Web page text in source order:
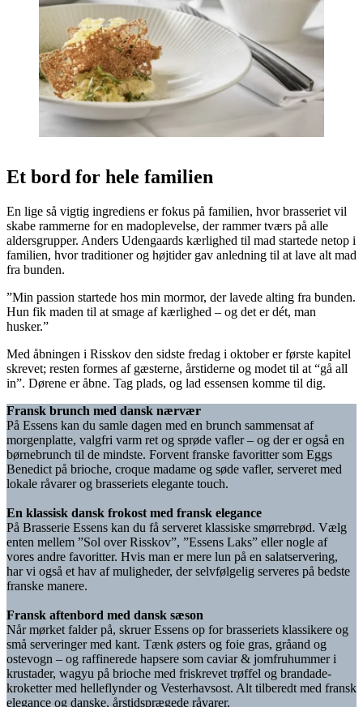
Et bord for hele familien
En lige så vigtig ingrediens er fokus på familien, hvor brasseriet vil
skabe rammerne for en madoplevelse, der rammer tværs på alle
aldersgrupper. Anders Udengaards kærlighed til mad startede netop i
familien, hvor traditioner og højtider gav anledning til at lave alt mad
fra bunden.
”Min passion startede hos min mormor, der lavede alting fra bunden.
Hun fik maden til at smage af kærlighed – og det er dét, man
husker.”
Med åbningen i Risskov den sidste fredag i oktober er første kapitel
skrevet; resten formes af gæsterne, årstiderne og modet til at “gå all
in”. Dørene er åbne. Tag plads, og lad essensen komme til dig.
Fransk brunch med dansk nærvær
På Essens kan du samle dagen med en brunch sammensat af
morgenplatte, valgfri varm ret og sprøde vafler – og der er også en
børnebrunch til de mindste. Forvent franske favoritter som Eggs
Benedict på brioche, croque madame og søde vafler, serveret med
lokale råvarer og brasseriets elegante touch.
En klassisk dansk frokost med fransk elegance
På Brasserie Essens kan du få serveret klassiske smørrebrød. Vælg
enten mellem ”Sol over Risskov”, ”Essens Laks” eller nogle af
vores andre favoritter. Hvis man er mere lun på en salatservering,
har vi også et hav af muligheder, der selvfølgelig serveres på bedste
franske manere.
Fransk aftenbord med dansk sæson
Når mørket falder på, skruer Essens op for brasseriets klassikere og
små serveringer med kant. Tænk østers og foie gras, gråand og
ostevogn – og raffinerede hapsere som caviar & jomfruhummer i
krustader, wagyu på brioche med friskrevet trøffel og brandade-
kroketter med helleflynder og Vesterhavsost. Alt tilberedt med fransk
elegance og danske, årstidsprægede råvarer.